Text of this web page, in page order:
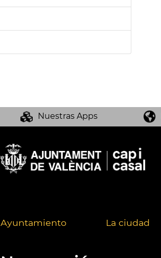
Nuestras Apps
Ayuntamiento La ciudad